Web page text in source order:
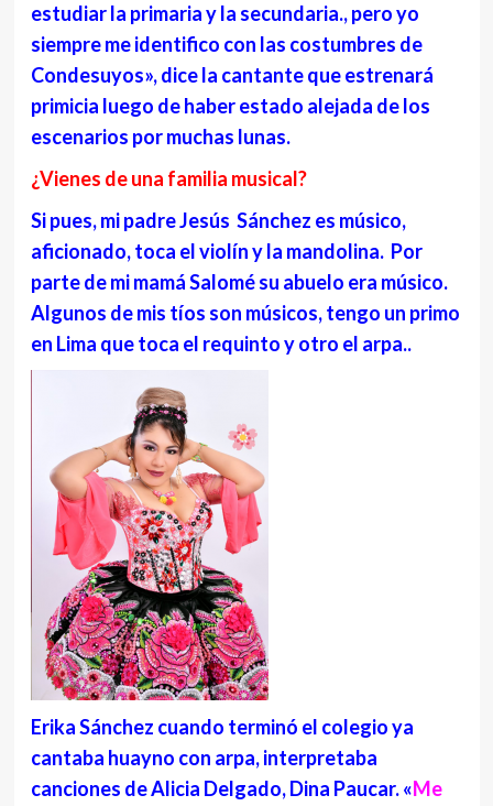
estudiar la primaria y la secundaria., pero yo
siempre me identifico con las costumbres de
Condesuyos», dice la cantante que estrenará
primicia luego de haber estado alejada de los
escenarios por muchas lunas.
¿Vienes de una familia musical?
Si pues, mi padre Jesús Sánchez es músico,
aficionado, toca el violín y la mandolina. Por
parte de mi mamá Salomé su abuelo era músico.
Algunos de mis tíos son músicos, tengo un primo
en Lima que toca el requinto y otro el arpa..
Erika Sánchez cuando terminó el colegio ya
cantaba huayno con arpa, interpretaba
canciones de Alicia Delgado, Dina Paucar. «Me